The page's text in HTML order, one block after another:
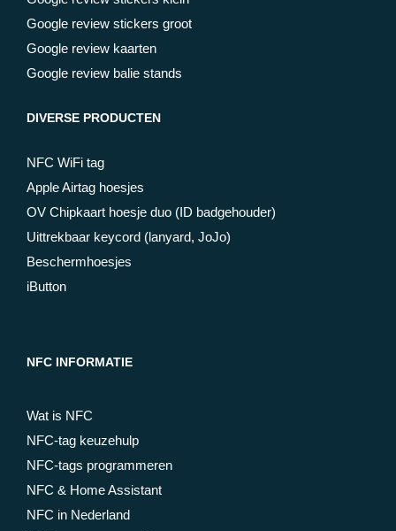
Google review stickers groot
Google review kaarten
Google review balie stands
DIVERSE PRODUCTEN
NFC WiFi tag
Apple Airtag hoesjes
OV Chipkaart hoesje duo (ID badgehouder)
Uittrekbaar keycord (lanyard, JoJo)
Beschermhoesjes
iButton
NFC INFORMATIE
Wat is NFC
NFC-tag keuzehulp
NFC-tags programmeren
NFC & Home Assistant
NFC in Nederland